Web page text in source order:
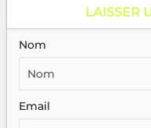
LAISSER
Nom
Email